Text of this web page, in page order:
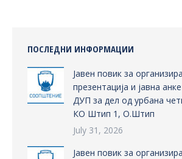
ПОСЛЕДНИ ИНФОРМАЦИИ
Јавен повик за
презентација и јавна
ДУП за дел од урбана
КО Штип 1, О.Штип
July 31, 2026
Јавен повик за